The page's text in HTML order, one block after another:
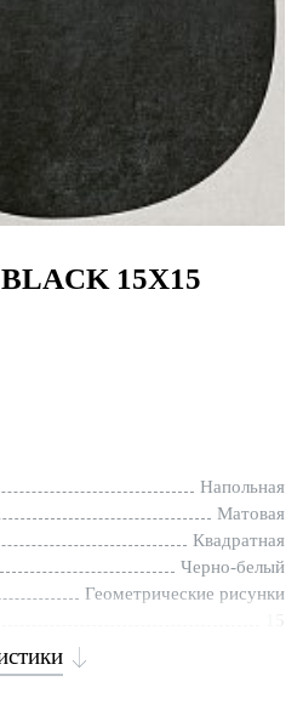
15X15
Напольная
Матовая
Квадратная
Черно-белый
Геометрические рисунки